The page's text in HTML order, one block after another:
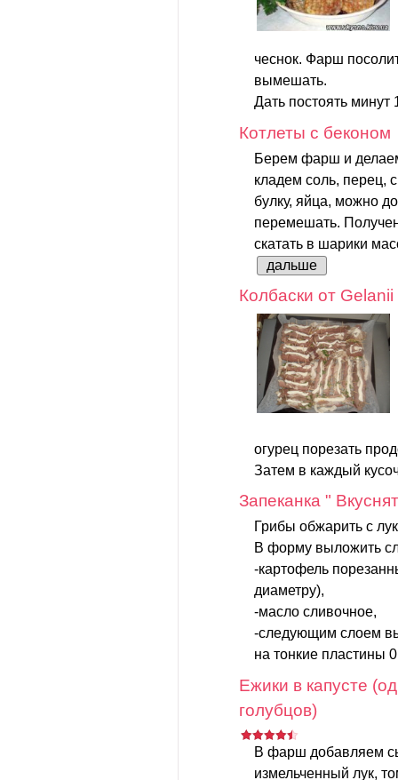
чеснок. Фарш
вымешать.
Дать постоять
Котлеты с беконом
Берем фарш и
кладем соль, перец,
булку, яйца, можно
перемешать.
скатать в шарики
дальше
Колбаски от Gelanii
огурец порезать
Затем в каждый
Запеканка "
Грибы обжарить с
В форму выложить
-картофель
диаметру),
-масло сливочное,
-следующим слоем
на тонкие пластины
Ежики в капусте
голубцов)
В фарш добавляем
измельченный лук,